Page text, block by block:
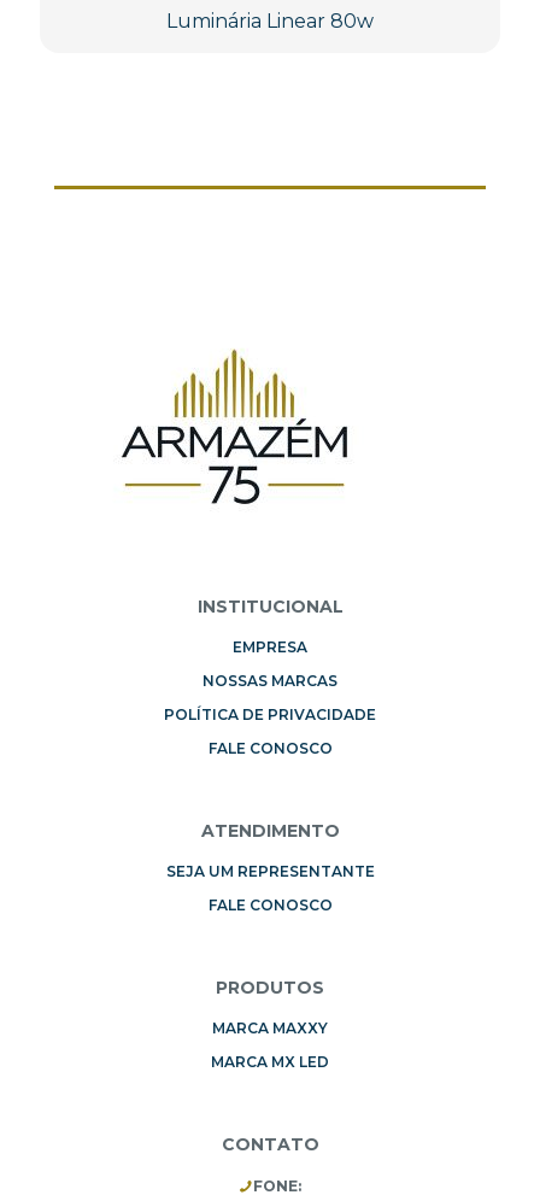
Luminária Linear 80w
INSTITUCIONAL
EMPRESA
NOSSAS MARCAS
POLÍTICA DE PRIVACIDADE
FALE CONOSCO
ATENDIMENTO
SEJA UM REPRESENTANTE
FALE CONOSCO
PRODUTOS
MARCA MAXXY
MARCA MX LED
CONTATO
FONE: